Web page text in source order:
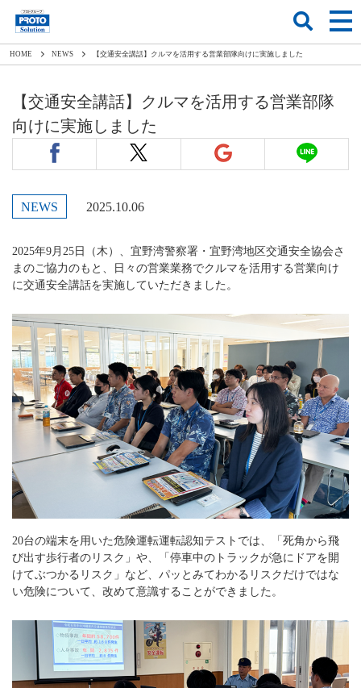
HOME NEWS 【交通安全講話】クルマを活用する営業部隊向けに実施しました
【交通安全講話】クルマを活用する営業部隊
向けに実施しました
NEWS 2025.10.06
2025年9月25日（木）、宜野湾警察署・宜野湾地区交通安全協会さ
まのご協力のもと、日々の営業業務でクルマを活用する営業向け
に交通安全講話を実施していただきました。
20台の端末を用いた危険運転運転認知テストでは、「死角から飛
び出す歩行者のリスク」や、「停車中のトラックが急にドアを開
けてぶつかるリスク」など、パッとみてわかるリスクだけではな
い危険について、改めて意識することができました。